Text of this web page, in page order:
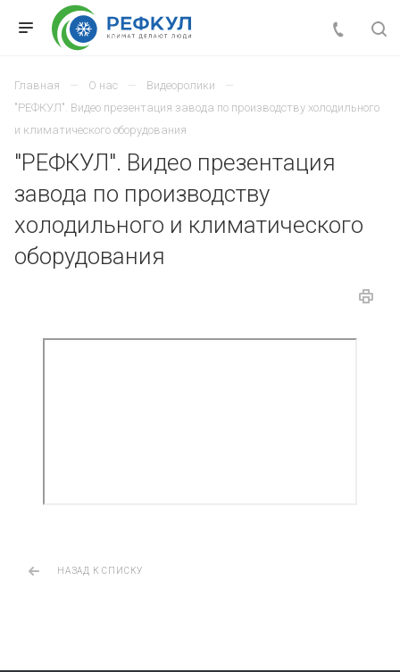
Главная О нас
Видеоролики
"РЕФКУЛ". Видео презентация завода по производству холодильного
и климатического оборудования
"РЕФКУЛ". Видео презентация
завода по производству
холодильного и климатического
оборудования
НАЗАД К СПИСКУ